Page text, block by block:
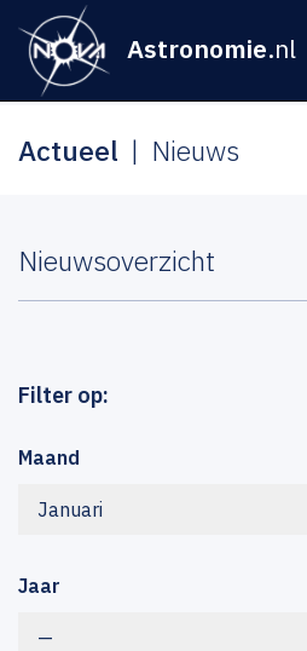
Astronomie.nl
Actueel Nieuws
Nieuwsoverzicht
Filter op:
Maand
Januari
Jaar
—